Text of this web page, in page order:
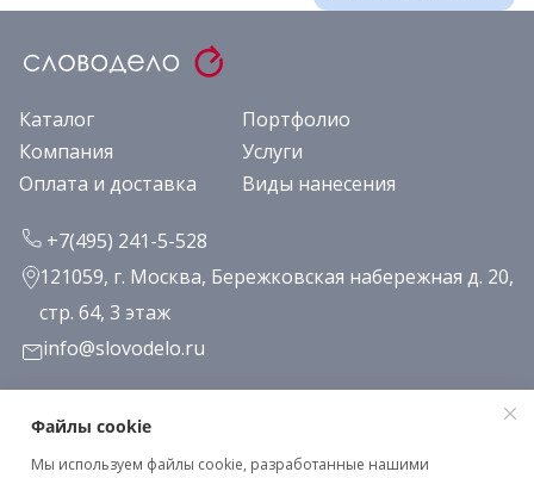
Каталог
Портфолио
Компания
Услуги
Оплата и доставка
Виды нанесения
+7(495) 241-5-528
121059, г. Москва, Бережковская набережная д. 20,
стр. 64, 3 этаж
info@slovodelo.ru
Заказать звонок
Файлы cookie
Мы используем файлы cookie, разработанные нашими